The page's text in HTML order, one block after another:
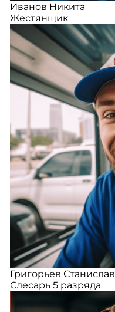
Иванов Никита
Жестянщик
Григорьев Станислав
Слесарь 5 разряда